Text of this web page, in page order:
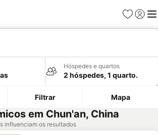
Favoritos
Iniciar
Hóspedes e quartos
2 hóspedes, 1 quarto.
Filtrar Mapa
em Chun'an, China
influenciam os resultados